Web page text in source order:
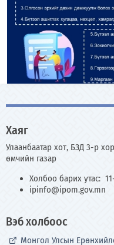
Хаяг
Улаанбаатар хот, БЗД 3-р
өмчийн газар
Холбоо барих утас:
ipinfo@ipom.gov.mn
Вэб холбоос
Монгол Улсын